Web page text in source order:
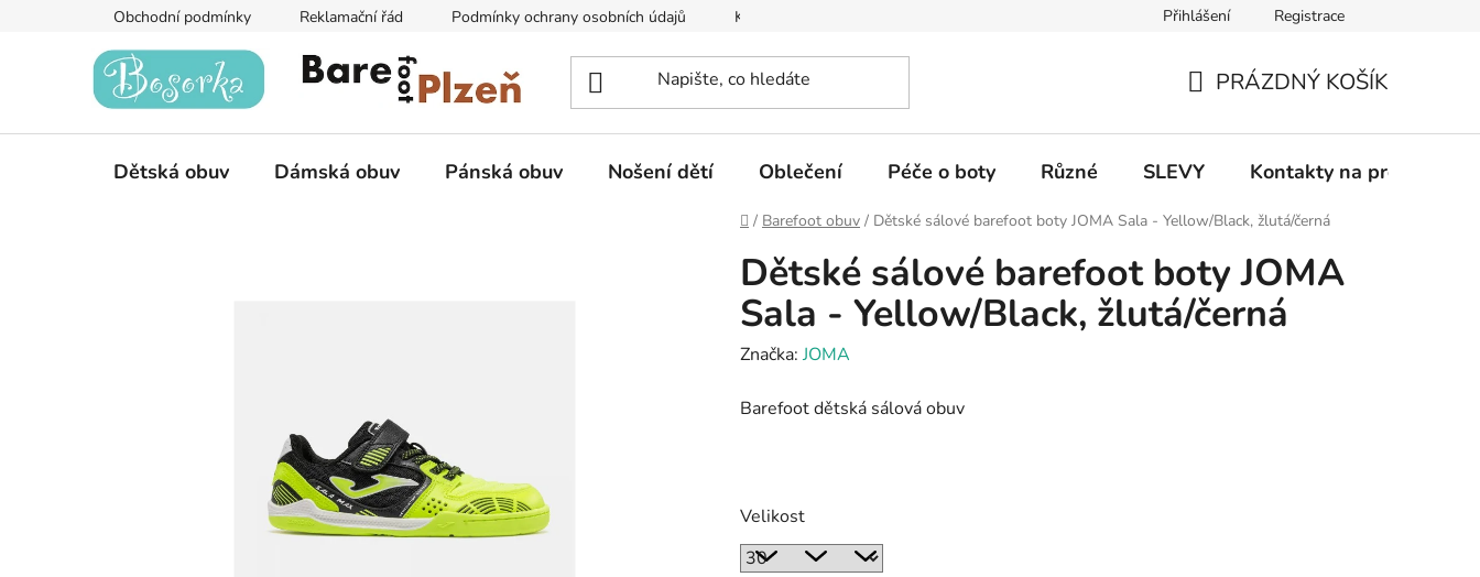
Obchodní podmínky Reklamační řád Podmínky ochrany osobních údajů Kontakty na prodejny Informace k on-line platbám Odstoupení od
Přihlášení Registrace
KOŠÍK
PRÁZDNÝ KOŠÍK
Dětská obuv Dámská obuv Pánská obuv Nošení dětí Oblečení Péče o boty Různé SLEVY Kontakty na prodejny
Domů
/ Barefoot obuv / Dětské sálové barefoot boty JOMA Sala - Yellow/Black, žlutá/černá
Dětské sálové barefoot boty JOMA
Sala - Yellow/Black, žlutá/černá
Značka: JOMA
Barefoot dětská sálová obuv
Velikost